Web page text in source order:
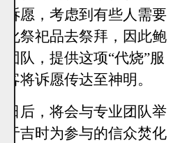
诉愿，考虑到有些人需要
化祭祀品去祭拜，因此鲍
队，提供这项“代烧”服
将诉愿传达至神明。
日后，将会与专业团队举
于吉时为参与的信众焚化